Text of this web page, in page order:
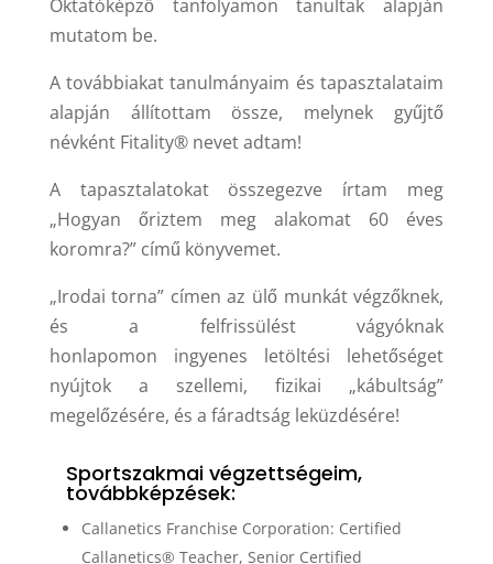
Oktatóképző tanfolyamon tanultak alapján
mutatom be.
A továbbiakat tanulmányaim és tapasztalataim
alapján állítottam össze, melynek gyűjtő
névként Fitality® nevet adtam!
A tapasztalatokat összegezve írtam meg
„Hogyan őriztem meg alakomat 60 éves
koromra?” című könyvemet.
„Irodai torna” címen az ülő munkát végzőknek,
és a felfrissülést vágyóknak
honlapomon ingyenes letöltési lehetőséget
nyújtok a szellemi, fizikai „kábultság”
megelőzésére, és a fáradtság leküzdésére!
Sportszakmai végzettségeim,
továbbképzések:
Callanetics Franchise Corporation: Certified
Callanetics® Teacher, Senior Certified